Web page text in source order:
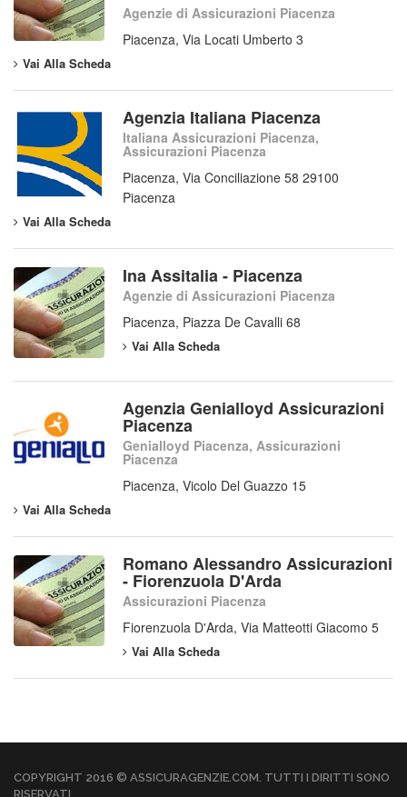
Agenzie di Assicurazioni Piacenza
Piacenza, Via Locati Umberto 3
Vai Alla Scheda
Agenzia Italiana Piacenza
Italiana Assicurazioni Piacenza,
Assicurazioni Piacenza
Piacenza, Via Conciliazione 58 29100
Piacenza
Vai Alla Scheda
Ina Assitalia - Piacenza
Agenzie di Assicurazioni Piacenza
Piacenza, Piazza De Cavalli 68
Vai Alla Scheda
Agenzia Genialloyd Assicurazioni
Piacenza
Genialloyd Piacenza, Assicurazioni
Piacenza
Piacenza, Vicolo Del Guazzo 15
Vai Alla Scheda
Romano Alessandro Assicurazioni
- Fiorenzuola D'Arda
Assicurazioni Piacenza
Fiorenzuola D'Arda, Via Matteotti Giacomo 5
Vai Alla Scheda
COPYRIGHT 2016 © ASSICURAGENZIE.COM. TUTTI I DIRITTI SONO
RISERVATI